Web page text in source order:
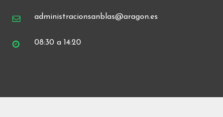
administracionsanblas@aragon.es
08:30 a 14:20